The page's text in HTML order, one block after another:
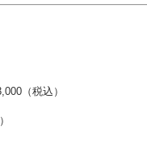
（税込）